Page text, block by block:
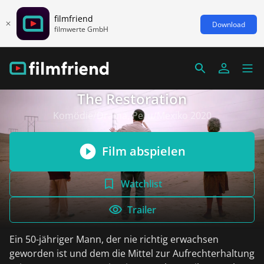
filmfriend
filmwerte GmbH Download
The Restoration
Komödie/Drama, Peru/Mexiko 2020
Film abspielen
Watchlist
Trailer
Ein 50-jähriger Mann, der nie richtig erwachsen
geworden ist und dem die Mittel zur Aufrechterhaltung